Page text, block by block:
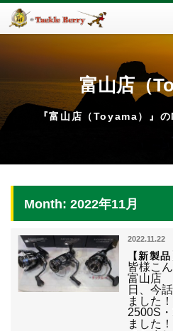
富山店（
『富山店（Toyama）』
Month: 2022年11月
2022.11.22
【新製
皆様こ
富山店
日、今
ました
2500S
ました